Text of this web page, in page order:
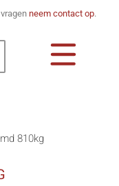
neem contact op.
810kg